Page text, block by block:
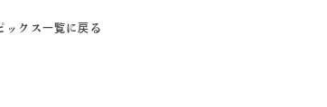
ックス一覧に戻る